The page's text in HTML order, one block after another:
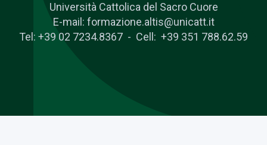
Università Cattolica del Sacro Cuore
E-mail: formazione.altis@unicatt.it
Tel: +39 02 7234.8367 - Cell: +39 351 788.62.59